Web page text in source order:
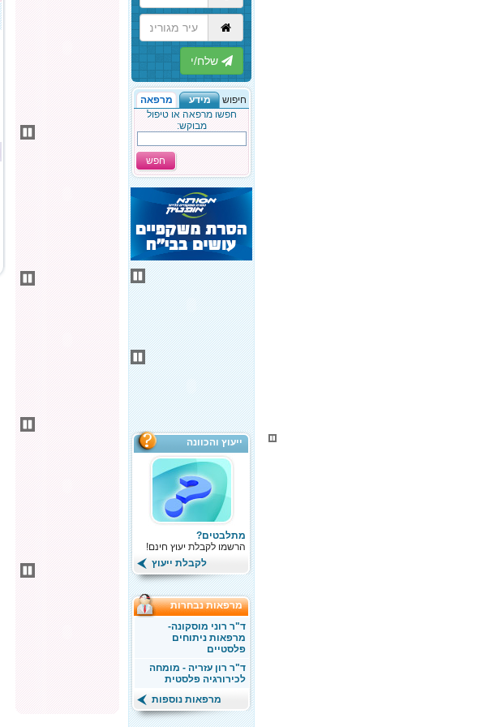
הבא
חיפוש מידע
מרפאה
חפשו מרפאה או טיפול
מבוקש:
חפש
ייעוץ והכוונה
מתלבטים?
הרשמו לקבלת יעוץ חינם!
לקבלת ייעוץ
מרפאות נבחרות
ד"ר רוני מוסקונה-
מרפאות ניתוחים
פלסטיים
ד"ר רון עזריה - מומחה
לכירורגיה פלסטית
מרפאות נוספות